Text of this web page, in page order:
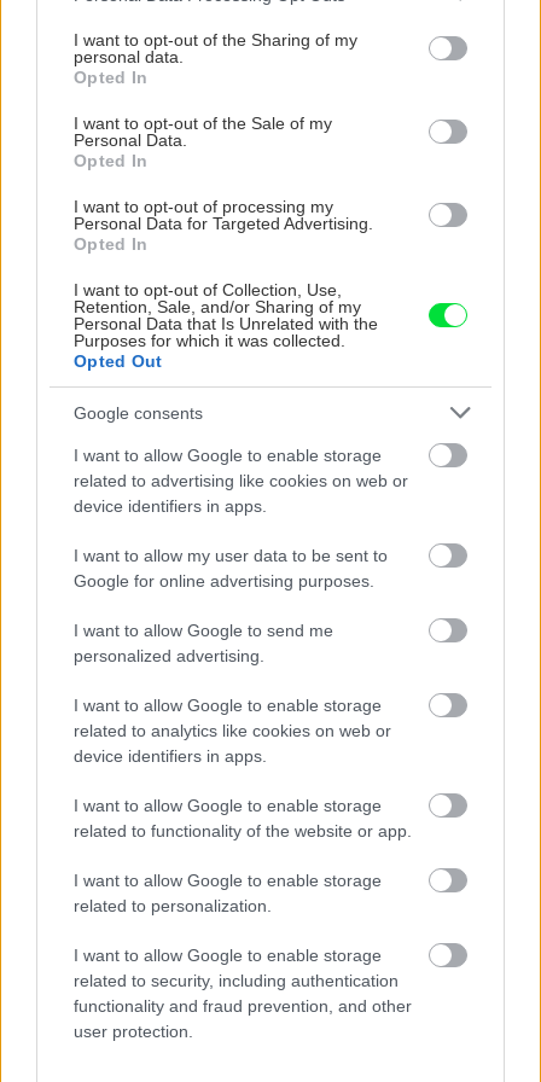
not limited to your visit or usage behaviour. You may click to
grant or deny consent to Google and its third-party tags to
use your data for below specified purposes in below Google
consent section.
I want to opt-out of the Sharing of my
personal data.
Opted In
I want to opt-out of the Sale of my
Personal Data.
Opted In
I want to opt-out of processing my
Personal Data for Targeted Advertising.
Opted In
I want to opt-out of Collection, Use,
Retention, Sale, and/or Sharing of my
Personal Data that Is Unrelated with the
Purposes for which it was collected.
Opted Out
Google consents
I want to allow Google to enable storage
related to advertising like cookies on web or
device identifiers in apps.
I want to allow my user data to be sent to
Google for online advertising purposes.
I want to allow Google to send me
personalized advertising.
I want to allow Google to enable storage
related to analytics like cookies on web or
device identifiers in apps.
I want to allow Google to enable storage
related to functionality of the website or app.
I want to allow Google to enable storage
related to personalization.
I want to allow Google to enable storage
related to security, including authentication
functionality and fraud prevention, and other
user protection.
Chcete dominantu interiéru,
ktorá pritiahne pohľady?
orechové svietidlo
Prečo klasická
ZÁHRADA
5 trvaliek s
ktoré dodajú vášmu
záhonu celosezónny
šmrnc
vysaďte na miesta, na
ktoré slnko svieti celý
Nemusí to byť len